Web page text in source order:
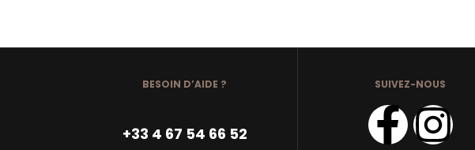
BESOIN D’AIDE ?
+33 4 67 54 66 52
SUIVEZ-NOUS